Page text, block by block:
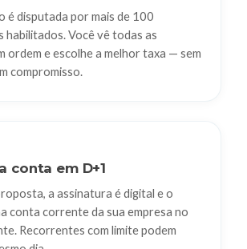
é disputada por mais de 100
habilitados. Você vê todas as
ordem e escolhe a melhor taxa — sem
compromisso.
conta em D+1
a assinatura é digital e o
conta corrente da sua empresa no
Recorrentes com limite podem